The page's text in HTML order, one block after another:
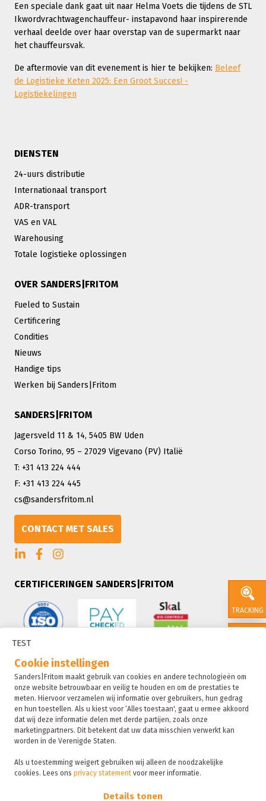
TEST
Cookie instellingen
Sanders|Fritom maakt gebruik van cookies en andere technologieën om
onze website betrouwbaar en veilig te houden en om de prestaties te
meten. Hiervoor verzamelen wij informatie over gebruikers, hun gedrag
en hun toestellen. Als u kiest voor ‘Alles toestaan', gaat u ermee akkoord
dat wij deze informatie delen met derde partijen, zoals onze
marketingpartners. Dit betekent dat uw data misschien verwerkt kan
worden in de Verenigde Staten.
Als u toestemming weigert gebruiken wij alleen de noodzakelijke
cookies. Lees onsprivacy statement voor meer informatie.
Details tonen
TRACKING
SALES
Een speciale dank gaat uit naar Helma Voets die tijdens de STL
Ikwordvrachtwagenchauffeur- instapavond haar inspirerende
verhaal deelde over haar overstap van de supermarkt naar
het chauffeursvak.
De aftermovie van dit evenement is hier te bekijken: Beleef
de Logistieke Keten 2025: Een Groot Succes! -
Logistiekelingen
DIENSTEN
24-uurs distributie
Internationaal transport
ADR-transport
VAS en VAL
Warehousing
Totale logistieke oplossingen
OVER SANDERS|FRITOM
Fueled to Sustain
Certificering
Condities
Nieuws
Handige tips
Werken bij Sanders|Fritom
SANDERS|FRITOM
Jagersveld 11 & 14, 5405 BW Uden
Corso Torino, 95 – 27029 Vigevano (PV) Italië
T: +31 413 224 444
F: +31 413 224 445
cs@sandersfritom.nl
CONTACT MET SALES
CERTIFICERINGEN SANDERS|FRITOM
Sanders|Fritom is onderdeel van de Fritom Group